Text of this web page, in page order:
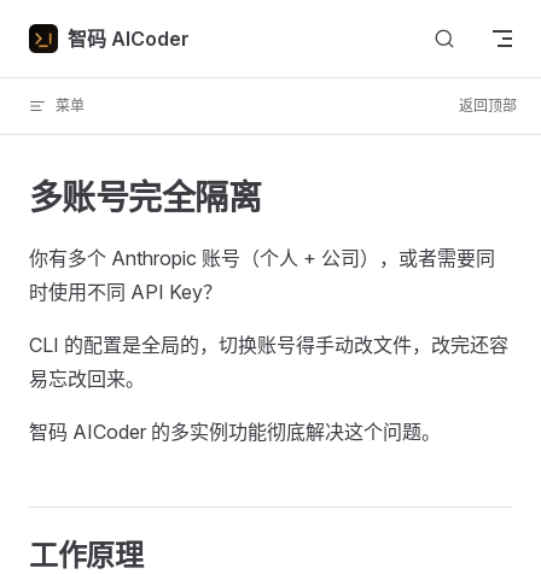
Skip to content
智码 AICoder
菜单 返回顶部
多账号完全隔离
你有多个 Anthropic 账号（个人 + 公司），或者需要同
时使用不同 API Key？
CLI 的配置是全局的，切换账号得手动改文件，改完还容
易忘改回来。
智码 AICoder 的多实例功能彻底解决这个问题。
工作原理